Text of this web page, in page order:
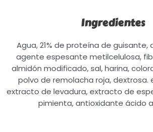
Ingredientes
Agua, 21% de proteína de
agente espesante metilcelulosa,
almidón modificado, sal, harina,
polvo de remolacha roja,
extracto de levadura, extracto de
pimienta, antioxidante ácido